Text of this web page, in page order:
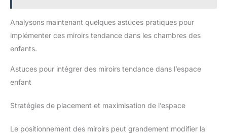
Analysons maintenant quelques astuces pratiques pour
implémenter ces miroirs tendance dans les chambres des
enfants.
Astuces pour intégrer des miroirs tendance dans l’espace
enfant
Stratégies de placement et maximisation de l’espace
Le positionnement des miroirs peut grandement modifier la